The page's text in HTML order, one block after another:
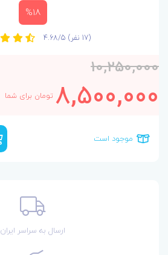
%18
4.68/5 (17 نفر)
10,250,000
8,500,000تومان برای شما
موجود است
ارسال به سراسر ایران